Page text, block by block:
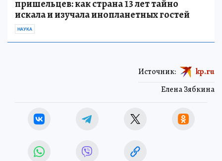
пришельцев: как страна 13 лет тайно
искала и изучала инопланетных гостей
НАУКА
Елена Зябкина
Источник: kp.ru